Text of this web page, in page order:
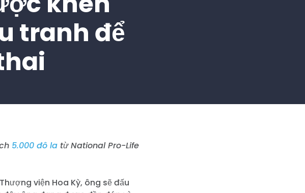
tranh để
5.000 đô la từ National Pro-Life
viện Hoa Kỳ, ông sẽ đấu